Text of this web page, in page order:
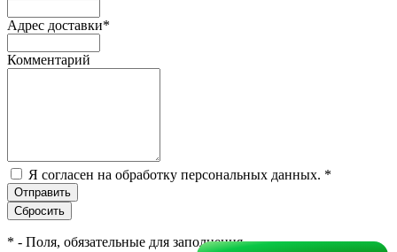
Адрес доставки*
Комментарий
Я согласен на обработку персональных данных. *
* - Поля, обязательные для заполнения